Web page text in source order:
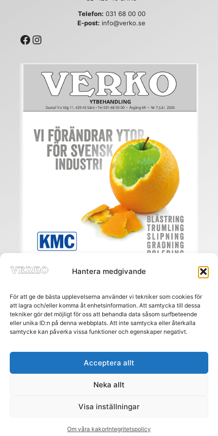
Hantera medgivande
För att ge de bästa upplevelserna använder vi tekniker som cookies för
att lagra och/eller komma åt enhetsinformation. Att samtycka till dessa
tekniker gör det möjligt för oss att behandla data såsom surfbeteende
eller unika ID:n på denna webbplats. Att inte samtycka eller återkalla
samtycke kan påverka vissa funktioner och egenskaper negativt.
Acceptera allt
Neka allt
Visa inställningar
Om våra kakorIntegritetspolicy
Telefon: 031 68 00 00
E-post: info@verko.se
Facebook
Instagram
Meny
PRENUMERERA
ANNONSERA
AGENTURREGISTRET
MÄSSOR
KONTAKT